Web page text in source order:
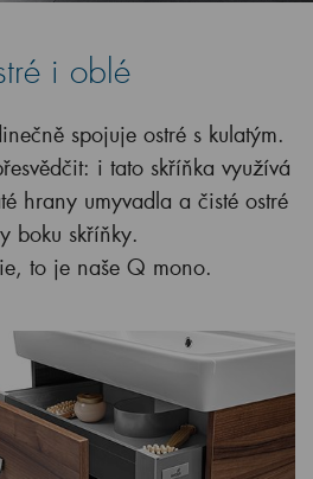
i oblé
spojuje ostré s kulatým.
i tato skříňka využívá
hrany umyvadla a čisté ostré
boku skříňky.
to je naše Q mono.